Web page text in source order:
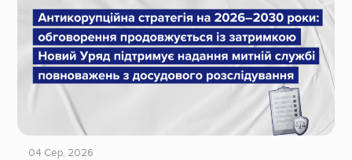
04 Сер, 2026